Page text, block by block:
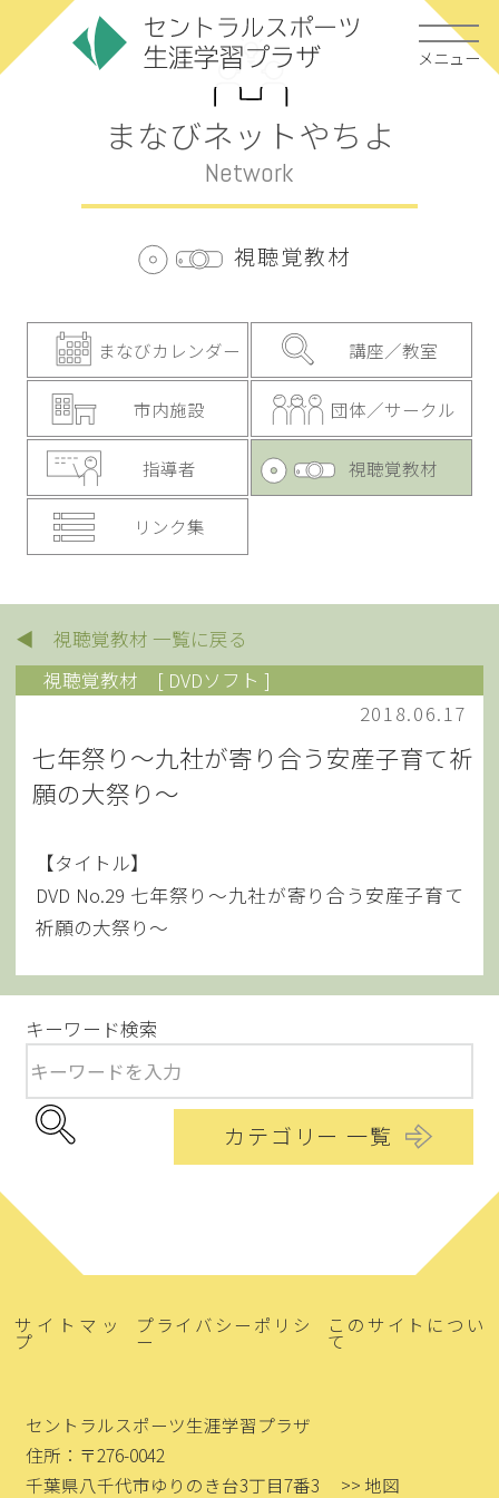
メニュー
まなびネットやちよ
Network
視聴覚教材
まなびカレンダー 講座／教室
市内施設 団体／サークル
指導者 視聴覚教材
リンク集
◀ 視聴覚教材 一覧に戻る
視聴覚教材
[ DVDソフト ]
2018.06.17
七年祭り～九社が寄り合う安産子育て祈
願の大祭り～
【タイトル】
DVD No.29 七年祭り～九社が寄り合う安産子育て
祈願の大祭り～
キーワード検索
カテゴリー 一覧
サイトマッ
プ
プライバシーポリシ
ー
このサイトについ
て
セントラルスポーツ生涯学習プラザ
住所：〒276-0042
千葉県八千代市ゆりのき台3丁目7番3
>> 地図